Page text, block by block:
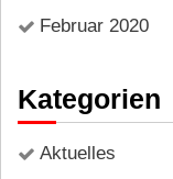
Februar 2020
Kategorien
Aktuelles